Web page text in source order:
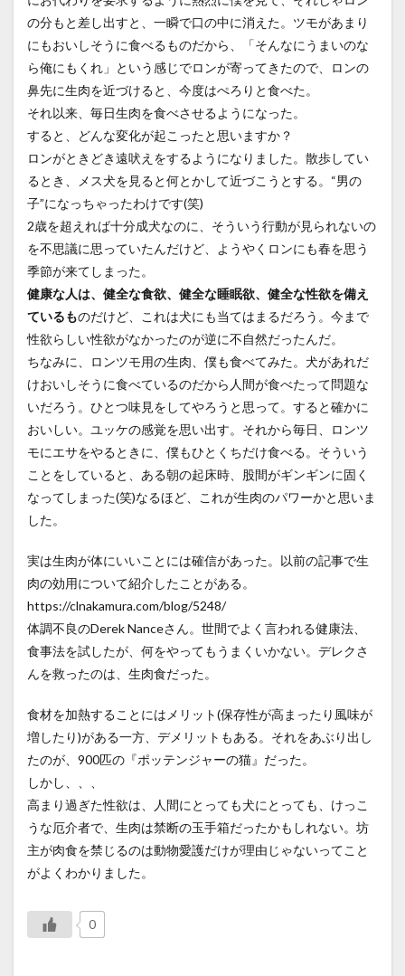
の分もと差し出すと、一瞬で口の中に消えた。ツモがあまり
にもおいしそうに食べるものだから、「そんなにうまいのな
ら俺にもくれ」という感じでロンが寄ってきたので、ロンの
鼻先に生肉を近づけると、今度はぺろりと食べた。
それ以来、毎日生肉を食べさせるようになった。
すると、どんな変化が起こったと思いますか？
ロンがときどき遠吠えをするようになりました。散歩してい
るとき、メス犬を見ると何とかして近づこうとする。“男の
子”になっちゃったわけです(笑)
2歳を超えれば十分成犬なのに、そういう行動が見られないの
を不思議に思っていたんだけど、ようやくロンにも春を思う
季節が来てしまった。
健康な人は、健全な食欲、健全な睡眠欲、健全な性欲を備え
ているものだけど、これは犬にも当てはまるだろう。今まで
性欲らしい性欲がなかったのが逆に不自然だったんだ。
ちなみに、ロンツモ用の生肉、僕も食べてみた。犬があれだ
けおいしそうに食べているのだから人間が食べたって問題な
いだろう。ひとつ味見をしてやろうと思って。すると確かに
おいしい。ユッケの感覚を思い出す。それから毎日、ロンツ
モにエサをやるときに、僕もひとくちだけ食べる。そういう
ことをしていると、ある朝の起床時、股間がギンギンに固く
なってしまった(笑)なるほど、これが生肉のパワーかと思いま
した。
実は生肉が体にいいことには確信があった。以前の記事で生
肉の効用について紹介したことがある。
https://clnakamura.com/blog/5248/
体調不良のDerek Nanceさん。世間でよく言われる健康法、
食事法を試したが、何をやってもうまくいかない。デレクさ
んを救ったのは、生肉食だった。
食材を加熱することにはメリット(保存性が高まったり風味が
増したり)がある一方、デメリットもある。それをあぶり出し
たのが、900匹の『ポッテンジャーの猫』だった。
しかし、、、
高まり過ぎた性欲は、人間にとっても犬にとっても、けっこ
うな厄介者で、生肉は禁断の玉手箱だったかもしれない。坊
主が肉食を禁じるのは動物愛護だけが理由じゃないってこと
がよくわかりました。
0